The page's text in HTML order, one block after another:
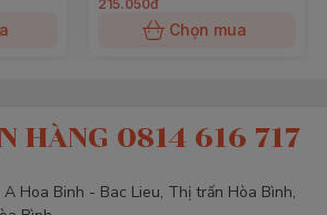
215.050đ
Chọn mua
HÀNG 0814 616 717
Hoa Binh - Bac Lieu, Thị trấn Hòa Bình,